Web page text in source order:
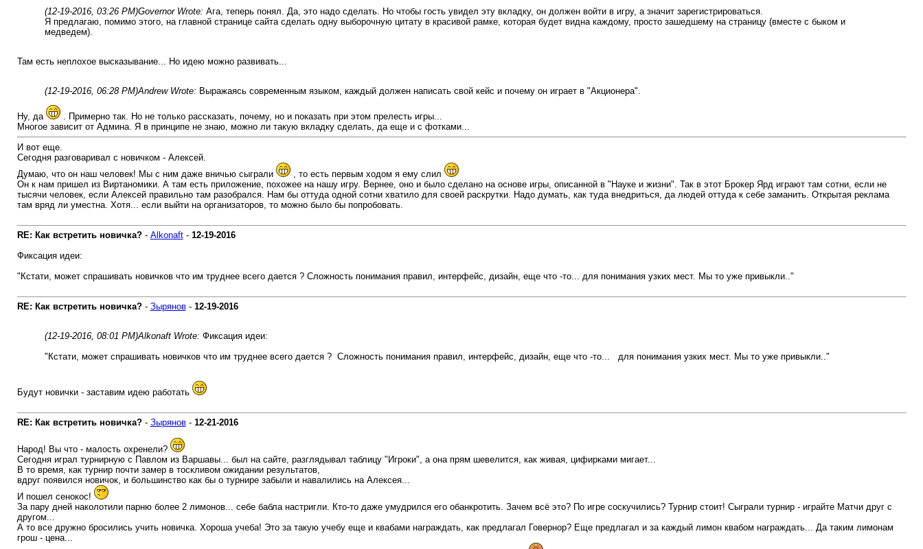
(12-19-2016, 03:26 PM)Governor Wrote: Ага, теперь понял. Да, это надо сделать. Но чтобы гость увидел эту вкладку, он должен войти в игру, а значит зарегистрироваться.
Я предлагаю, помимо этого, на главной странице сайта сделать одну выборочную цитату в красивой рамке, которая будет видна каждому, просто зашедшему на страницу (вместе с быком и
медведем).
Там есть неплохое высказывание... Но идею можно развивать...
(12-19-2016, 06:28 PM)Andrew Wrote: Выражаясь современным языком, каждый должен написать свой кейс и почему он играет в "Акционера".
Ну, да
. Примерно так. Но не только рассказать, почему, но и показать при этом прелесть игры...
Многое зависит от Админа. Я в принципе не знаю, можно ли такую вкладку сделать, да еще и с фотками...
И вот еще.
Сегодня разговаривал с новичком - Алексей.
Думаю, что он наш человек! Мы с ним даже вничью сыграли
, то есть первым ходом я ему слил
Он к нам пришел из Виртаномики. А там есть приложение, похожее на нашу игру. Вернее, оно и было сделано на основе игры, описанной в "Науке и жизни". Так в этот Брокер Ярд играют там сотни, если не
тысячи человек, если Алексей правильно там разобрался. Нам бы оттуда одной сотни хватило для своей раскрутки. Надо думать, как туда внедриться, да людей оттуда к себе заманить. Открытая реклама
там вряд ли уместна. Хотя... если выйти на организаторов, то можно было бы попробовать.
RE: Как встретить новичка?- Alkonaft- 12-19-2016
Фиксация идеи:
"Кстати, может спрашивать новичков что им труднее всего дается ? Сложность понимания правил, интерфейс, дизайн, еще что -то... для понимания узких мест. Мы то уже привыкли.."
RE: Как встретить новичка?- Зырянов- 12-19-2016
(12-19-2016, 08:01 PM)Alkonaft Wrote: Фиксация идеи:
"Кстати, может спрашивать новичков что им труднее всего дается ? Сложность понимания правил, интерфейс, дизайн, еще что -то... для понимания узких мест. Мы то уже привыкли.."
Будут новички - заставим идею работать
RE: Как встретить новичка?- Зырянов- 12-21-2016
Народ! Вы что - малость охренели?
Сегодня играл турнирную с Павлом из Варшавы... был на сайте, разглядывал таблицу "Игроки", а она прям шевелится, как живая, цифирками мигает...
В то время, как турнир почти замер в тоскливом ожидании результатов,
вдруг появился новичок, и большинство как бы о турнире забыли и навалились на Алексея...
И пошел сенокос!
За пару дней наколотили парню более 2 лимонов... себе бабла настригли. Кто-то даже умудрился его обанкротить. Зачем всё это? По игре соскучились? Турнир стоит! Сыграли турнир - играйте Матчи друг с
другом...
А то все дружно бросились учить новичка. Хороша учеба! Это за такую учебу еще и квабами награждать, как предлагал Говернор? Еще предлагал и за каждый лимон квабом награждать... Да таким лимонам
грош - цена...